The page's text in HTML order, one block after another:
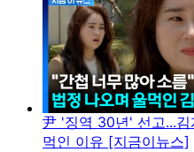
尹 '징역 30년' 선고...
먹인 이유 [지금이뉴스]